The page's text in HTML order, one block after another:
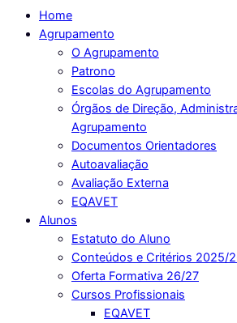
Home
Agrupamento
O Agrupamento
Patrono
Escolas do Agrupamento
Órgãos de Direção,
Agrupamento
Documentos Orientadores
Autoavaliação
Avaliação Externa
EQAVET
Alunos
Estatuto do Aluno
Conteúdos e Critérios 2025/
Oferta Formativa 26/27
Cursos Profissionais
EQAVET